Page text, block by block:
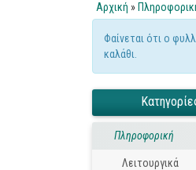
Είστε εδώ
Αρχική »
Μήνυμα
Φαίνεται ότι ο
καλάθι.
Πληροφορική
Λειτουργικά